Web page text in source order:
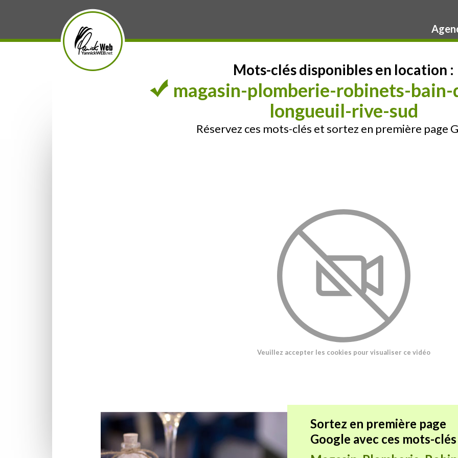
Mots-clés disponibles en location :
magasin-plomberie-robinets-bain-
longueuil-rive-sud
Réservez ces mots-clés et sortez en première page
Veuillez accepter les cookies pour visualiser ce vidéo
Sortez en première page
Google avec ces mots-clés